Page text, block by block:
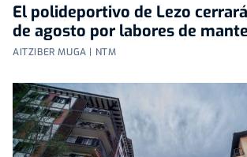
El polideportivo de Lezo
de agosto por labores de
AITZIBER MUGA | NTM